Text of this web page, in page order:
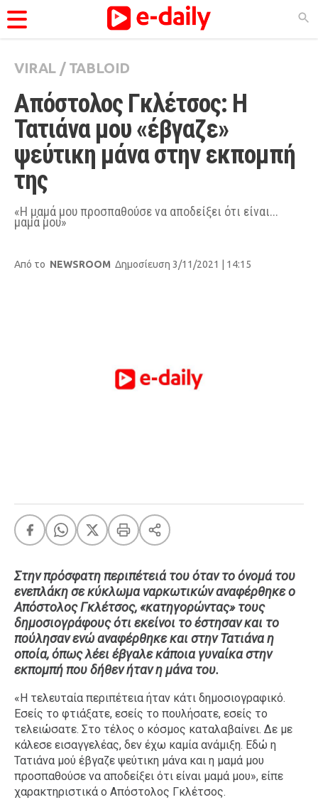
ΚΑΤΗΓΟΡΊΕΣ
Ειδήσεις
Θέματα
Videos
Podcasts
Viral
Life
City Guide
A-List LGBTQI+
Xmas
LIFE
Food
Body+Mind
Ταξίδια
Style
Σπίτι
Family
Σχέσεις
AGENDA
Agenda
VIRAL / TABLOID
Απόστολος Γκλέτσος: Η
Τατιάνα μου «έβγαζε»
ψεύτικη μάνα στην εκπομπή
της
«Η μαμά μου προσπαθούσε να αποδείξει ότι είναι...
μαμά μου»
Από το NEWSROOM Δημοσίευση 3/11/2021 | 14:15
Στην πρόσφατη περιπέτειά του όταν το όνομά του
ενεπλάκη σε κύκλωμα ναρκωτικών αναφέρθηκε ο
Απόστολος Γκλέτσος, «κατηγορώντας» τους
δημοσιογράφους ότι εκείνοι το έστησαν και το
πούλησαν ενώ αναφέρθηκε και στην Τατιάνα η
οποία, όπως λέει έβγαλε κάποια γυναίκα στην
εκπομπή που δήθεν ήταν η μάνα του.
«Η τελευταία περιπέτεια ήταν κάτι δημοσιογραφικό.
Εσείς το φτιάξατε, εσείς το πουλήσατε, εσείς το
τελειώσατε. Στο τέλος ο κόσμος καταλαβαίνει. Δε με
κάλεσε εισαγγελέας, δεν έχω καμία ανάμιξη. Εδώ η
Τατιάνα μού έβγαζε ψεύτικη μάνα και η μαμά μου
προσπαθούσε να αποδείξει ότι είναι μαμά μου», είπε
χαρακτηριστικά ο Απόστολος Γκλέτσος.